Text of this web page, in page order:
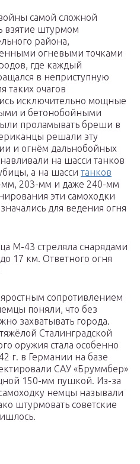
самой сложной
взятие штурмом
района,
огневыми точками
где каждый
в неприступную
таких очагов
исключительно мощные
и бетонобойными
проламывать бреши в
решали эту
и огнём дальнобойных
на шасси танков
а на шасси танков
203-мм и даже 240-мм
эти самоходки
для ведения огня
М-43 стреляла снарядами
17 км. Ответного огня
сопротивлением
поняли, что без
захватывать города.
Сталинградской
оружия стала особенно
г. в Германии на базе
САУ «Бруммбер»
150-мм пушкой. Из-за
немцы называли
штурмовать советские